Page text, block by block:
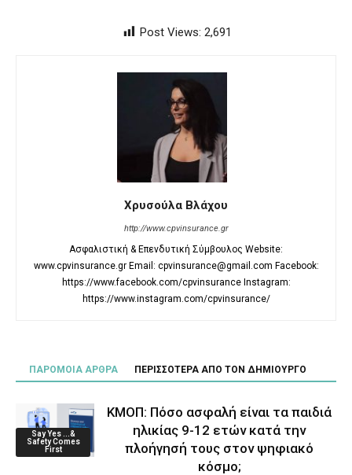
Post Views: 2,691
Χρυσούλα Βλάχου
http://www.cpvinsurance.gr
Ασφαλιστική & Επενδυτική Σύμβουλος Website:
www.cpvinsurance.gr Email: cpvinsurance@gmail.com Facebook:
https://www.facebook.com/cpvinsurance Instagram:
https://www.instagram.com/cpvinsurance/
ΠΑΡΟΜΟΙΑ ΑΡΘΡΑ ΠΕΡΙΣΣΟΤΕΡΑ ΑΠΟ ΤΟΝ ΔΗΜΙΟΥΡΓΟ
Say Yes ...&
Safety Comes
First
ΚΜΟΠ: Πόσο ασφαλή είναι τα παιδιά
ηλικίας 9-12 ετών κατά την
πλοήγησή τους στον ψηφιακό
κόσμο;